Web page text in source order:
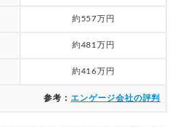
約557万円
約481万円
約416万円
参考： エンゲージ会社の評判